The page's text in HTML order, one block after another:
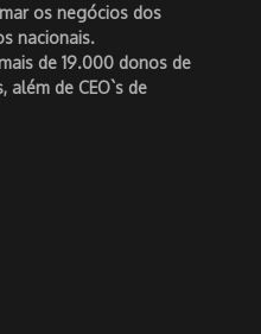
os negócios dos
nacionais.
de 19.000 donos de
além de CEO`s de